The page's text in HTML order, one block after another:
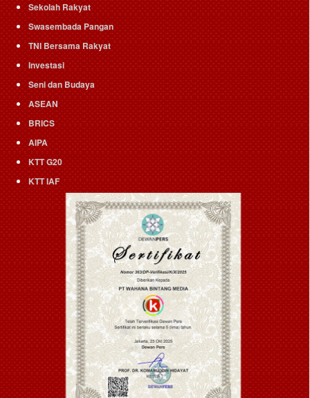
Sekolah Rakyat
Swasembada Pangan
TNI Bersama Rakyat
Investasi
Seni dan Budaya
ASEAN
BRICS
AIPA
KTT G20
KTT IAF